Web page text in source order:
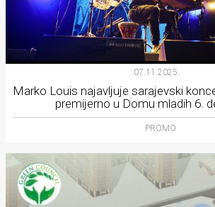
07.11.2025.
Marko Louis najavljuje sarajevski
premijerno u Domu mladih 6.
PROMO